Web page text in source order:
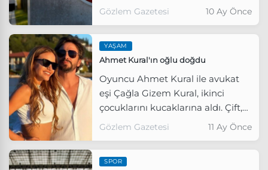
değişikliğine gitti.
Gözlem Gazetesi 10 Ay Önce
YAŞAM
Ahmet Kural'ın oğlu doğdu
Oyuncu Ahmet Kural ile avukat
eşi Çağla Gizem Kural, ikinci
çocuklarını kucaklarına aldı. Çift,
oğullarına Demir adını verdi
Gözlem Gazetesi 11 Ay Önce
SPOR